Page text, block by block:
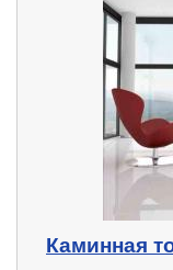
Каминная